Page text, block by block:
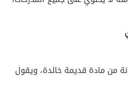
من مادة قديمة خالدة، ويقول